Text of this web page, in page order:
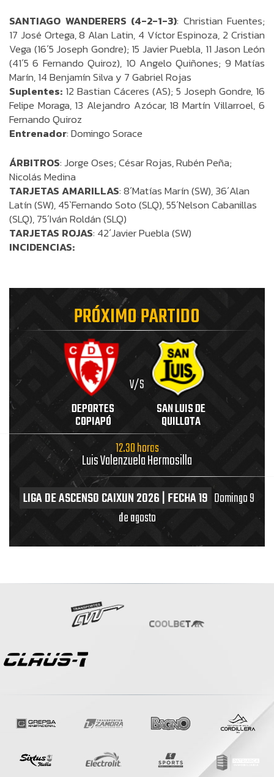
SANTIAGO WANDERERS (4-2-1-3): Christian Fuentes;
17 José Ortega, 8 Alan Latin, 4 Víctor Espinoza, 2 Cristian
Vega (16´5 Joseph Gondre); 15 Javier Puebla, 11 Jason León
(41´5 6 Fernando Quiroz), 10 Angelo Quiñones; 9 Matías
Marín, 14 Benjamín Silva y 7 Gabriel Rojas
Suplentes: 12 Bastian Cáceres (AS); 5 Joseph Gondre, 16
Felipe Moraga, 13 Alejandro Azócar, 18 Martín Villarroel, 6
Fernando Quiroz
Entrenador: Domingo Sorace
ÁRBITROS: Jorge Oses; César Rojas, Rubén Peña;
Nicolás Medina
TARJETAS AMARILLAS: 8´Matías Marín (SW), 36´Alan
Latín (SW), 45`Fernando Soto (SLQ), 55´Nelson Cabanillas
(SLQ), 75´Iván Roldán (SLQ)
TARJETAS ROJAS: 42´Javier Puebla (SW)
INCIDENCIAS:
PRÓXIMO PARTIDO
DEPORTES
COPIAPÓ
V/S
SAN LUIS DE
QUILLOTA
12.30 horas
Luis Valenzuela Hermosilla
LIGA DE ASCENSO CAIXUN 2026 | FECHA 19 Domingo 9
de agosto